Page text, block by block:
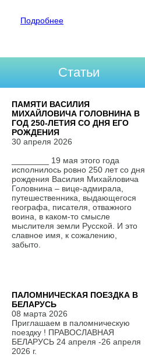
Подробнее
Статьи
ПАМЯТИ ВАСИЛИЯ
МИХАЙЛОВИЧА ГОЛОВНИНА В
ГОД 250-ЛЕТИЯ СО ДНЯ ЕГО
РОЖДЕНИЯ
30 апреля 2026
________ 19 мая этого года
исполнилось ровно 250 лет со дня
рождения Василия Михайловича
Головнина – вице-адмирала,
путешественника, выдающегося
географа, писателя, отважного
воина, в каком-то смысле
мыслителя земли Русской. И это
славное имя, к сожалению,
забыто.
ПАЛОМНИЧЕСКАЯ ПОЕЗДКА В
БЕЛАРУСЬ
08 марта 2026
Приглашаем в паломническую
поездку ! ПРАВОСЛАВНАЯ
БЕЛАРУСЬ 24 апреля -26 апреля
2026 г.